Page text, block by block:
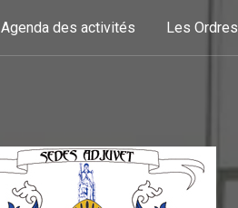
Agenda des activités Les Ordres